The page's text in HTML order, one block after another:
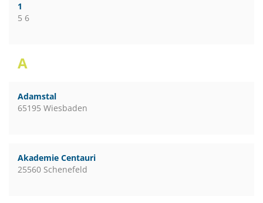
1
5 6
A
Adamstal
65195 Wiesbaden
Akademie Centauri
25560 Schenefeld